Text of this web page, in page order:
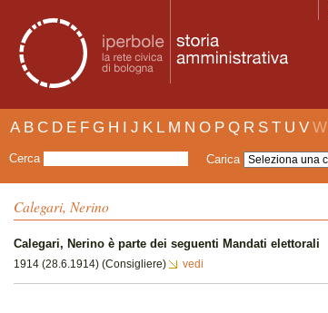
A B C D E F G H I J K L M N O P Q R S T U V W
Cerca Carica
Calegari, Nerino
Calegari, Nerino è parte dei seguenti Mandati elettorali
1914 (28.6.1914) (Consigliere) vedi